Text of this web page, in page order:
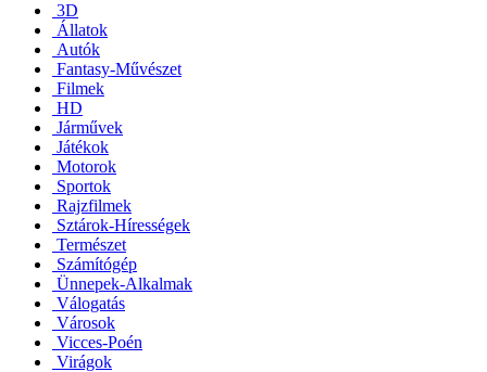
3D
Állatok
Autók
Fantasy-Művészet
Filmek
HD
Járművek
Játékok
Motorok
Sportok
Rajzfilmek
Sztárok-Hírességek
Természet
Számítógép
Ünnepek-Alkalmak
Válogatás
Városok
Vicces-Poén
Virágok